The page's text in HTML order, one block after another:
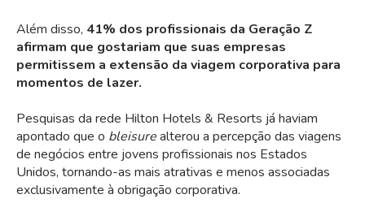
Além disso, 41% dos profissionais da Geração Z
afirmam que gostariam que suas empresas
permitissem a extensão da viagem corporativa para
momentos de lazer.
Pesquisas da rede Hilton Hotels & Resorts já haviam
apontado que o bleisurealterou a percepção das viagens
de negócios entre jovens profissionais nos Estados
Unidos, tornando-as mais atrativas e menos associadas
exclusivamente à obrigação corporativa.